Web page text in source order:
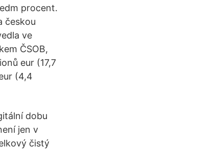
procent.
českou
ve
ČSOB,
eur (17,7
(4,4
dobu
jen v
čistý